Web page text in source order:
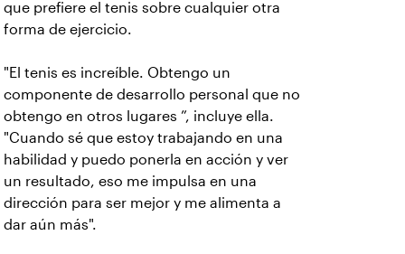
que prefiere el tenis sobre cualquier otra
forma de ejercicio.
"El tenis es increíble. Obtengo un
componente de desarrollo personal que no
obtengo en otros lugares ”, incluye ella.
"Cuando sé que estoy trabajando en una
habilidad y puedo ponerla en acción y ver
un resultado, eso me impulsa en una
dirección para ser mejor y me alimenta a
dar aún más".